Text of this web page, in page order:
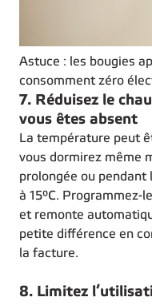
Astuce : les bougies
consomment zéro
7. Réduisez le
vous êtes absent
La température peut
vous dormirez même
prolongée ou
à 15°C. Programmez-
et remonte
petite différence en
la facture.
8. Limitez